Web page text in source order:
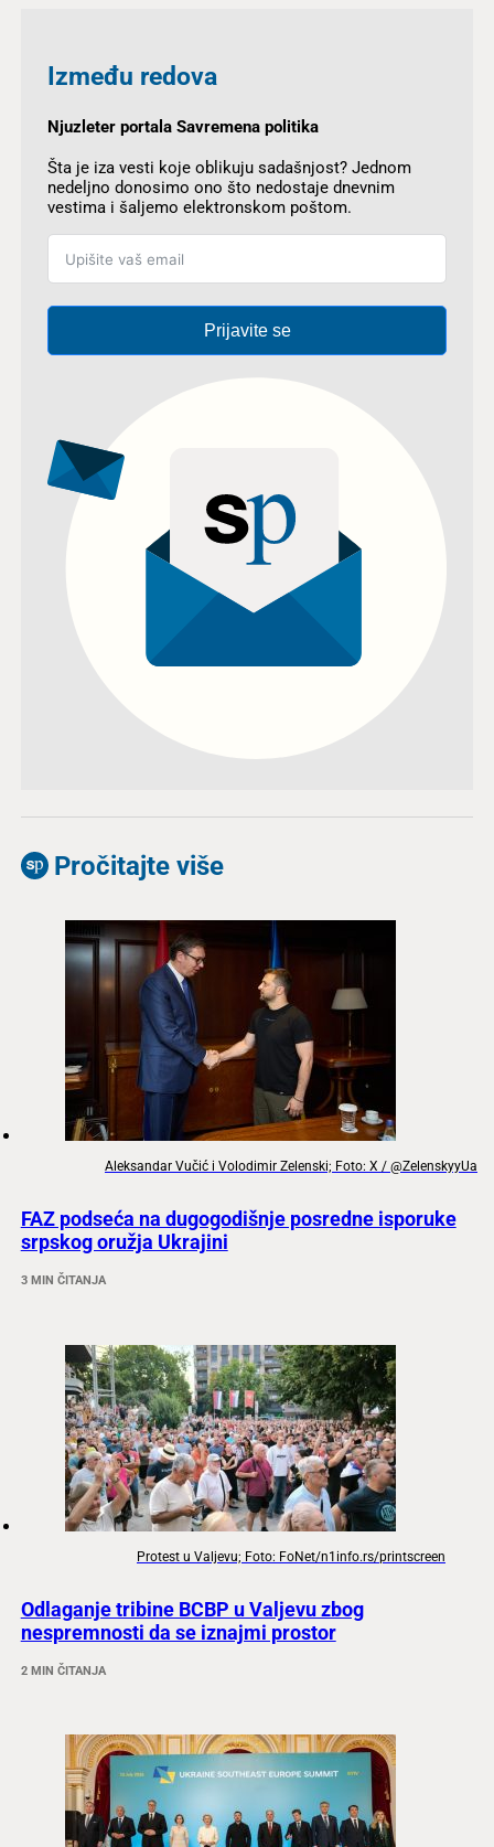
Između redova
Njuzleter portala Savremena politika
Šta je iza vesti koje oblikuju sadašnjost? Jednom
nedeljno donosimo ono što nedostaje dnevnim
vestima i šaljemo elektronskom poštom.
Prijavite se
Pročitajte više
Aleksandar Vučić i Volodimir Zelenski; Foto: X / @ZelenskyyUa
FAZ podseća na dugogodišnje posredne isporuke
srpskog oružja Ukrajini
3 MIN ČITANJA
Protest u Valjevu; Foto: FoNet/n1info.rs/printscreen
Odlaganje tribine BCBP u Valjevu zbog
nespremnosti da se iznajmi prostor
2 MIN ČITANJA